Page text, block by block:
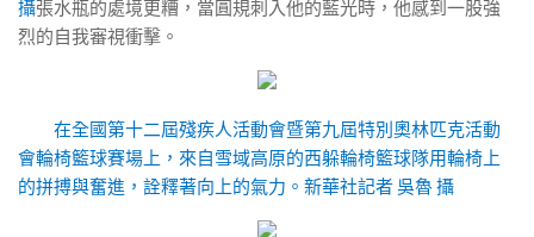
攝張水瓶的處境更糟，當圓規刺入他的藍光時，他感到一股強
烈的自我審視衝擊。
在全國第十二屆殘疾人活動會暨第九屆特別奧林匹克活動
會輪椅籃球賽場上，來自雪域高原的西躲輪椅籃球隊用輪椅上
的拼搏與奮進，詮釋著向上的氣力。 新華社記者 吳魯 攝